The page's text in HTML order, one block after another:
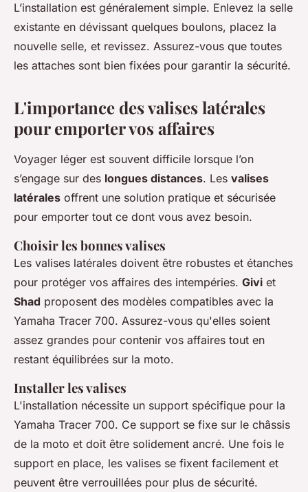
L’installation est généralement simple. Enlevez la selle
existante en dévissant quelques boulons, placez la
nouvelle selle, et revissez. Assurez-vous que toutes
les attaches sont bien fixées pour garantir la sécurité.
L'importance des valises latérales
pour emporter vos affaires
Voyager léger est souvent difficile lorsque l’on
s’engage sur des longues distances. Les valises
latérales offrent une solution pratique et sécurisée
pour emporter tout ce dont vous avez besoin.
Choisir les bonnes valises
Les valises latérales doivent être robustes et étanches
pour protéger vos affaires des intempéries. Givi et
Shad proposent des modèles compatibles avec la
Yamaha Tracer 700. Assurez-vous qu'elles soient
assez grandes pour contenir vos affaires tout en
restant équilibrées sur la moto.
Installer les valises
L'installation nécessite un support spécifique pour la
Yamaha Tracer 700. Ce support se fixe sur le châssis
de la moto et doit être solidement ancré. Une fois le
support en place, les valises se fixent facilement et
peuvent être verrouillées pour plus de sécurité.